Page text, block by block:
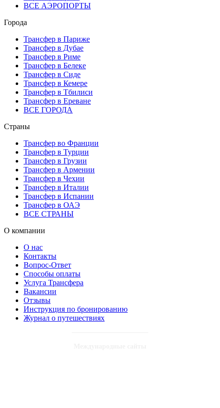
ВСЕ АЭРОПОРТЫ
Города
Трансфер в Париже
Трансфер в Дубае
Трансфер в Риме
Трансфер в Белеке
Трансфер в Сиде
Трансфер в Кемере
Трансфер в Тбилиси
Трансфер в Ереване
ВСЕ ГОРОДА
Страны
Трансфер во Франции
Трансфер в Турции
Трансфер в Грузии
Трансфер в Армении
Трансфер в Чехии
Трансфер в Италии
Трансфер в Испании
Трансфер в ОАЭ
ВСЕ СТРАНЫ
О компании
О нас
Контакты
Вопрос-Ответ
Способы оплаты
Услуга Трансфера
Вакансии
Отзывы
Инструкция по бронированию
Журнал о путешествиях